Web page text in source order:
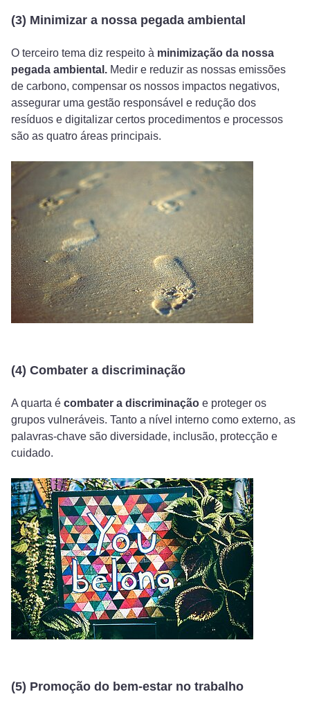
(3) Minimizar a nossa pegada ambiental
O terceiro tema diz respeito à minimização da nossa
pegada ambiental. Medir e reduzir as nossas emissões
de carbono, compensar os nossos impactos negativos,
assegurar uma gestão responsável e redução dos
resíduos e digitalizar certos procedimentos e processos
são as quatro áreas principais.
(4) Combater a discriminação
A quarta é combater a discriminação e proteger os
grupos vulneráveis. Tanto a nível interno como externo, as
palavras-chave são diversidade, inclusão, protecção e
cuidado.
(5) Promoção do bem-estar no trabalho